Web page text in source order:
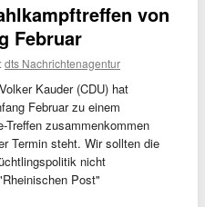
von
Februar
dts Nachrichtenagentur
Kauder (CDU) hat
Februar zu einem
Treffen zusammenkommen
Termin steht. Wir sollten die
nicht
Post"